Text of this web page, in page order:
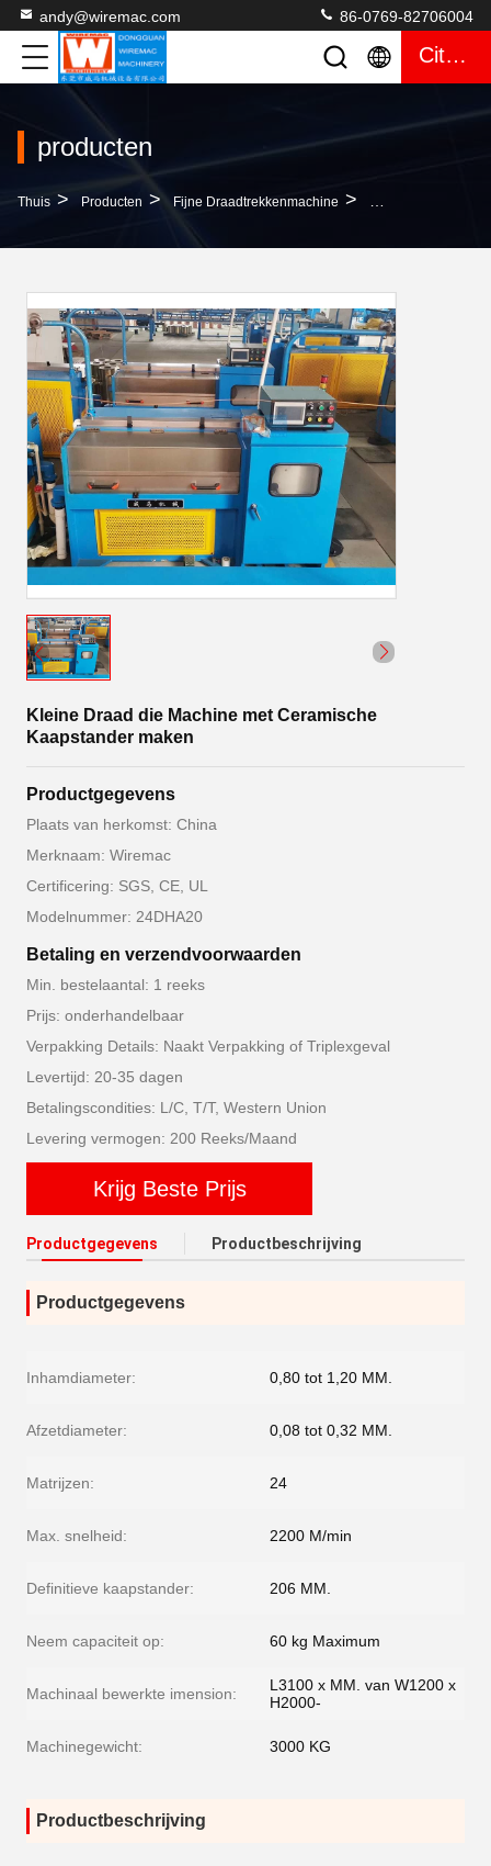
andy@wiremac.com 86-0769-82706004
Citaat
producten
Thuis > Producten > Fijne Draadtrekkenmachine > Kleine Draad Die
Kleine Draad die Machine met Ceramische
Kaapstander maken
Productgegevens
Plaats van herkomst: China
Merknaam: Wiremac
Certificering: SGS, CE, UL
Modelnummer: 24DHA20
Betaling en verzendvoorwaarden
Min. bestelaantal: 1 reeks
Prijs: onderhandelbaar
Verpakking Details: Naakt Verpakking of Triplexgeval
Levertijd: 20-35 dagen
Betalingscondities: L/C, T/T, Western Union
Levering vermogen: 200 Reeks/Maand
Krijg Beste Prijs
Productgegevens Productbeschrijving
Productgegevens
Inhamdiameter: 0,80 tot 1,20 MM.
Afzetdiameter: 0,08 tot 0,32 MM.
Matrijzen: 24
Max. snelheid: 2200 M/min
Definitieve kaapstander: 206 MM.
Neem capaciteit op: 60 kg Maximum
Machinaal bewerkte imension:
L3100 x MM. van W1200 x
H2000-
Machinegewicht: 3000 KG
Productbeschrijving